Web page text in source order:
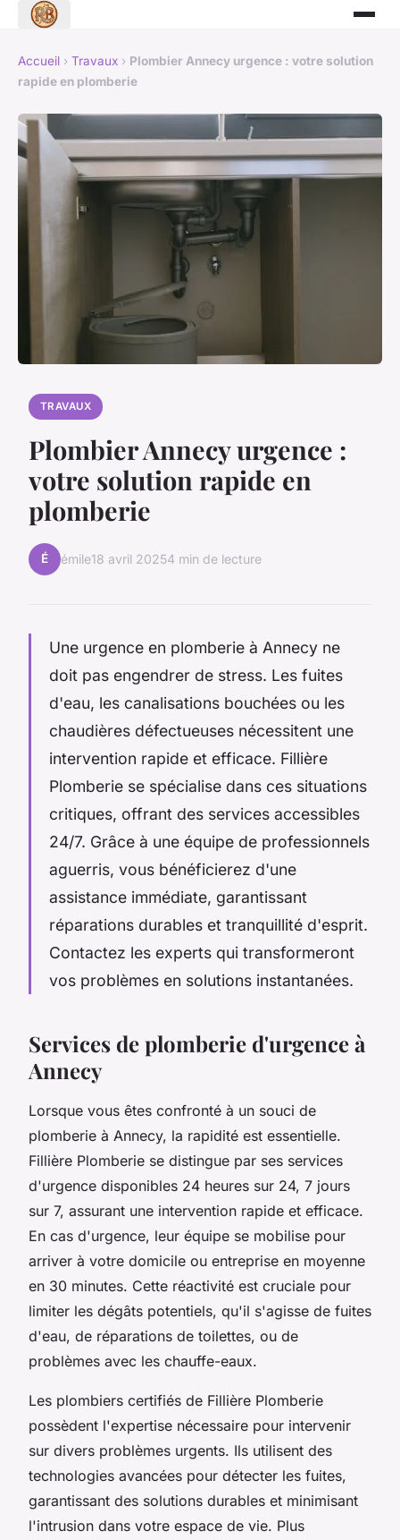
Accueil › Travaux › Plombier Annecy urgence : votre solution
rapide en plomberie
TRAVAUX
Plombier Annecy urgence :
votre solution rapide en
plomberie
É émile18 avril 20254 min de lecture
Une urgence en plomberie à Annecy ne
doit pas engendrer de stress. Les fuites
d'eau, les canalisations bouchées ou les
chaudières défectueuses nécessitent une
intervention rapide et efficace. Fillière
Plomberie se spécialise dans ces situations
critiques, offrant des services accessibles
24/7. Grâce à une équipe de professionnels
aguerris, vous bénéficierez d'une
assistance immédiate, garantissant
réparations durables et tranquillité d'esprit.
Contactez les experts qui transformeront
vos problèmes en solutions instantanées.
Services de plomberie d'urgence à
Annecy
Lorsque vous êtes confronté à un souci de
plomberie à Annecy, la rapidité est essentielle.
Fillière Plomberie se distingue par ses services
d'urgence disponibles 24 heures sur 24, 7 jours
sur 7, assurant une intervention rapide et efficace.
En cas d'urgence, leur équipe se mobilise pour
arriver à votre domicile ou entreprise en moyenne
en 30 minutes. Cette réactivité est cruciale pour
limiter les dégâts potentiels, qu'il s'agisse de fuites
d'eau, de réparations de toilettes, ou de
problèmes avec les chauffe-eaux.
Les plombiers certifiés de Fillière Plomberie
possèdent l'expertise nécessaire pour intervenir
sur divers problèmes urgents. Ils utilisent des
technologies avancées pour détecter les fuites,
garantissant des solutions durables et minimisant
l'intrusion dans votre espace de vie. Plus